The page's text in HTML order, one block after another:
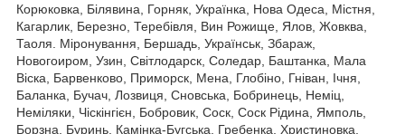
Корюковка, Білявина, Горняк, Українка, Нова Одеса, Містня,
Кагарлик, Березно, Теребівля, Вин Рожище, Ялов, Жовква,
Таоля. Міронування, Бершадь, Українськ, Збараж,
Новогоиром, Узин, Світлодарск, Соледар, Баштанка, Мала
Віска, Барвенково, Приморск, Мена, Глобіно, Гніван, Ічня,
Баланка, Бучач, Лозвиця, Сновська, Бобринець, Неміц,
Неміляки, Чіскінгієн, Бобровик, Соск, Соск Рідина, Ямполь,
Борзна, Буринь, Камінка-Бугська, Гребенка, Христиновка,